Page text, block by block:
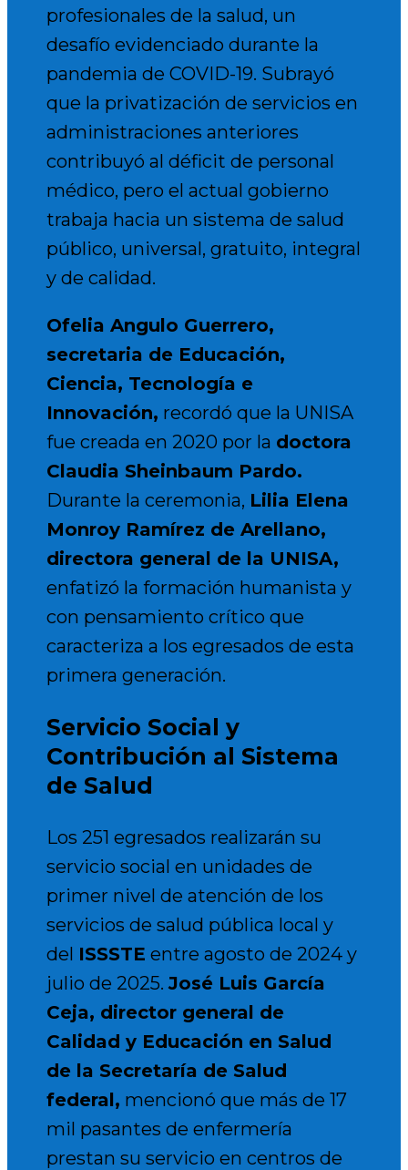
profesionales de la salud, un
desafío evidenciado durante la
pandemia de COVID-19. Subrayó
que la privatización de servicios en
administraciones anteriores
contribuyó al déficit de personal
médico, pero el actual gobierno
trabaja hacia un sistema de salud
público, universal, gratuito, integral
y de calidad.
Ofelia Angulo Guerrero,
secretaria de Educación,
Ciencia, Tecnología e
Innovación, recordó que la UNISA
fue creada en 2020 por la doctora
Claudia Sheinbaum Pardo.
Durante la ceremonia, Lilia Elena
Monroy Ramírez de Arellano,
directora general de la UNISA,
enfatizó la formación humanista y
con pensamiento crítico que
caracteriza a los egresados de esta
primera generación.
Servicio Social y
Contribución al Sistema
de Salud
Los 251 egresados realizarán su
servicio social en unidades de
primer nivel de atención de los
servicios de salud pública local y
del ISSSTE entre agosto de 2024 y
julio de 2025.José Luis García
Ceja, director general de
Calidad y Educación en Salud
de la Secretaría de Salud
federal, mencionó que más de 17
mil pasantes de enfermería
prestan su servicio en centros de